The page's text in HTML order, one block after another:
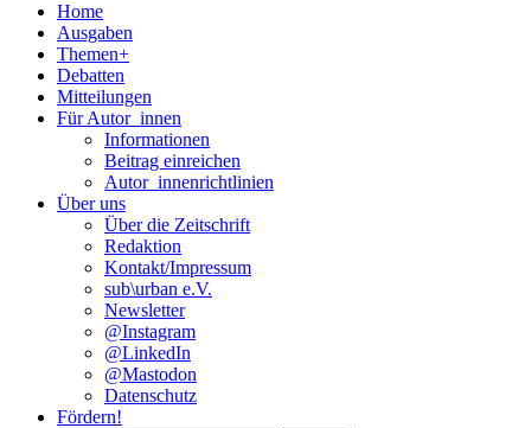
Home
Ausgaben
Themen+
Debatten
Mitteilungen
Für Autor_innen
Informationen
Beitrag einreichen
Autor_innenrichtlinien
Über uns
Über die Zeitschrift
Redaktion
Kontakt/Impressum
sub\urban e.V.
Newsletter
@Instagram
@LinkedIn
@Mastodon
Datenschutz
Fördern!